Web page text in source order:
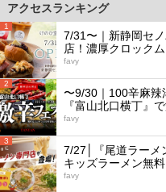
アクセスランキング
1
7/31〜｜新静岡セ
店！濃厚クロック
favy
2
〜9/30｜100辛麻辣
『富山北口横丁』
favy
3
7/27│『尾道ラーメ
キッズラーメン無
favy